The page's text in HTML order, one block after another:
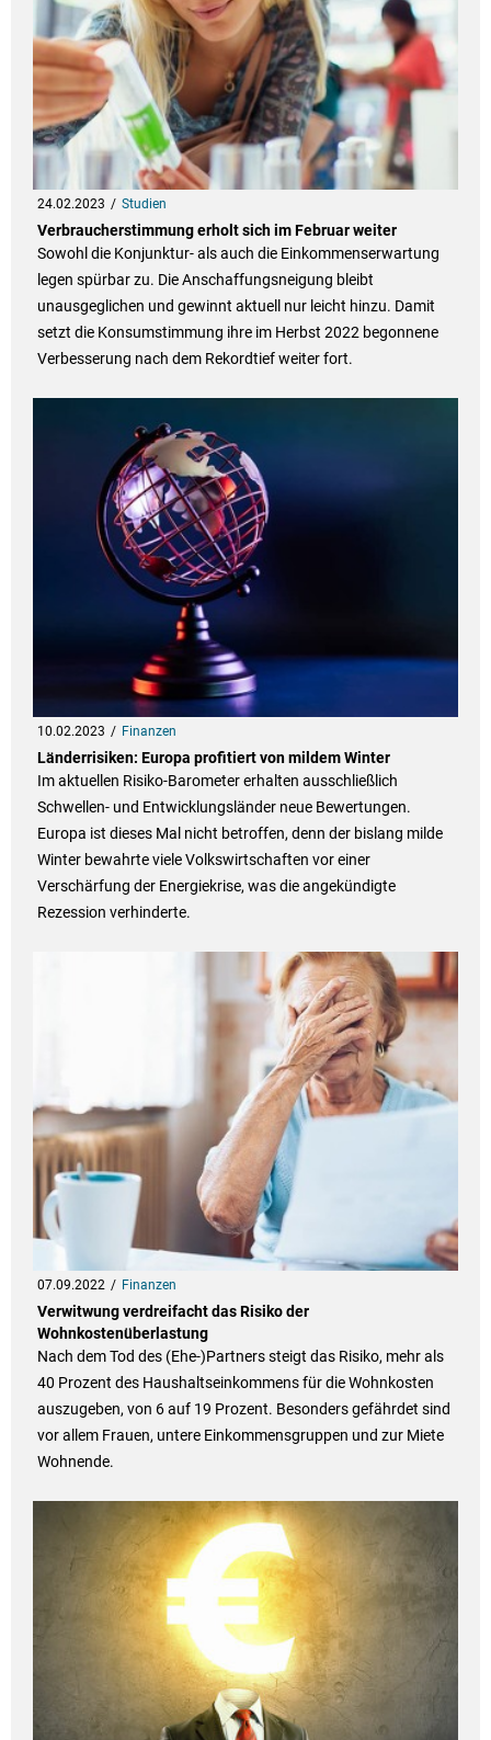
24.02.2023 Studien
Verbraucherstimmung erholt sich im Februar weiter
Sowohl die Konjunktur- als auch die Einkommenserwartung
legen spürbar zu. Die Anschaffungsneigung bleibt
unausgeglichen und gewinnt aktuell nur leicht hinzu. Damit
setzt die Konsumstimmung ihre im Herbst 2022 begonnene
Verbesserung nach dem Rekordtief weiter fort.
10.02.2023 Finanzen
Länderrisiken: Europa profitiert von mildem Winter
Im aktuellen Risiko-Barometer erhalten ausschließlich
Schwellen- und Entwicklungsländer neue Bewertungen.
Europa ist dieses Mal nicht betroffen, denn der bislang milde
Winter bewahrte viele Volkswirtschaften vor einer
Verschärfung der Energiekrise, was die angekündigte
Rezession verhinderte.
07.09.2022 Finanzen
Verwitwung verdreifacht das Risiko der
Wohnkostenüberlastung
Nach dem Tod des (Ehe-)Partners steigt das Risiko, mehr als
40 Prozent des Haushaltseinkommens für die Wohnkosten
auszugeben, von 6 auf 19 Prozent. Besonders gefährdet sind
vor allem Frauen, untere Einkommensgruppen und zur Miete
Wohnende.